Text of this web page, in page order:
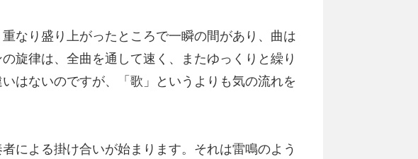
なり盛り上がったところで一瞬の間があり、曲は
旋律は、全曲を通して速く、またゆっくりと繰り
はないのですが、「歌」というよりも気の流れを
による掛け合いが始まります。それは雷鳴のよう